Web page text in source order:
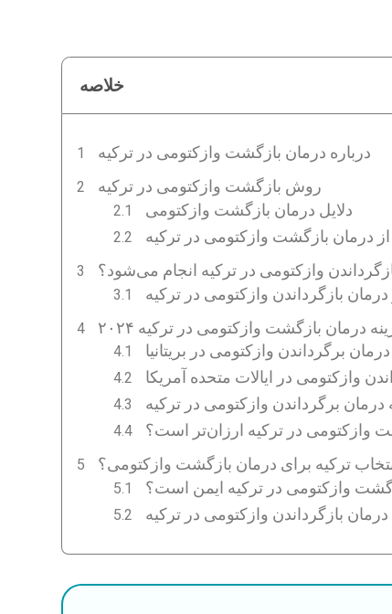
خلاصه
درباره درمان بازگشت وازکتومی در ترکیه
روش بازگشت وازکتومی در ترکیه
دلایل درمان بازگشت وازکتومی
درمان بازگشت وازکتومی در ترکیه
وازکتومی در ترکیه انجام می‌شود؟
درمان بازگرداندن وازکتومی در ترکیه
درمان بازگشت وازکتومی در ترکیه ۲۰۲۴
برگرداندن وازکتومی در بریتانیا
وازکتومی در ایالات متحده آمریکا
درمان برگرداندن وازکتومی در ترکیه
وازکتومی در ترکیه ارزان‌تر است؟
ترکیه برای درمان بازگشت وازکتومی؟
وازکتومی در ترکیه ایمن است؟
بازگرداندن وازکتومی در ترکیه